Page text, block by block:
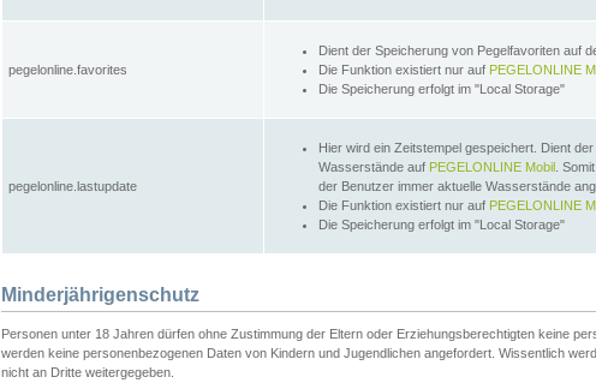
pegelonline.favorites
Dient der Speicherung von Pegelfavoriten auf
Die Funktion existiert nur auf PEGELONLINE
Die Speicherung erfolgt im "Local Storage"
pegelonline.lastupdate
Hier wird ein Zeitstempel gespeichert. Dient
Wasserstände auf PEGELONLINE Mobil .
der Benutzer immer aktuelle Wasserstände
Die Funktion existiert nur auf PEGELONLINE
Die Speicherung erfolgt im "Local Storage"
Minderjährigenschutz
Personen unter 18 Jahren dürfen ohne Zustimmung der Eltern oder Erziehungsberechtigten keine
werden keine personenbezogenen Daten von Kindern und Jugendlichen angefordert. Wissentlich
nicht an Dritte weitergegeben.